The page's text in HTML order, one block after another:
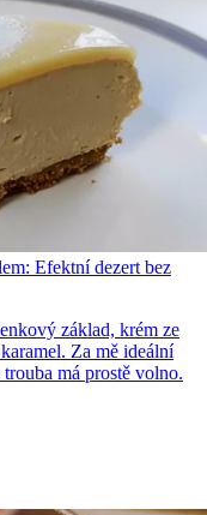
Efektní dezert bez
základ, krém ze
Za mě ideální
má prostě volno.